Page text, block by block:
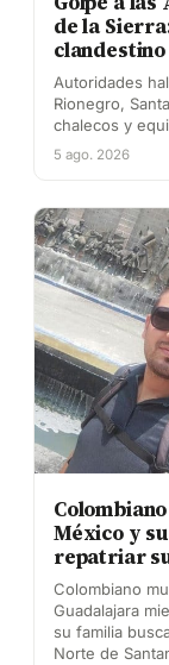
de la
Autoridades
Rionegro,
chalecos y
5 ago. 2026
México y
repatriar
Colombiano
Guadalajara
su familia
Norte de